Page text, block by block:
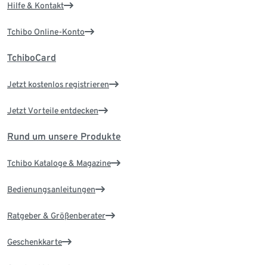
Hilfe & Kontakt
Tchibo Online-Konto
TchiboCard
Jetzt kostenlos registrieren
Jetzt Vorteile entdecken
Rund um unsere Produkte
Tchibo Kataloge & Magazine
Bedienungsanleitungen
Ratgeber & Größenberater
Geschenkkarte